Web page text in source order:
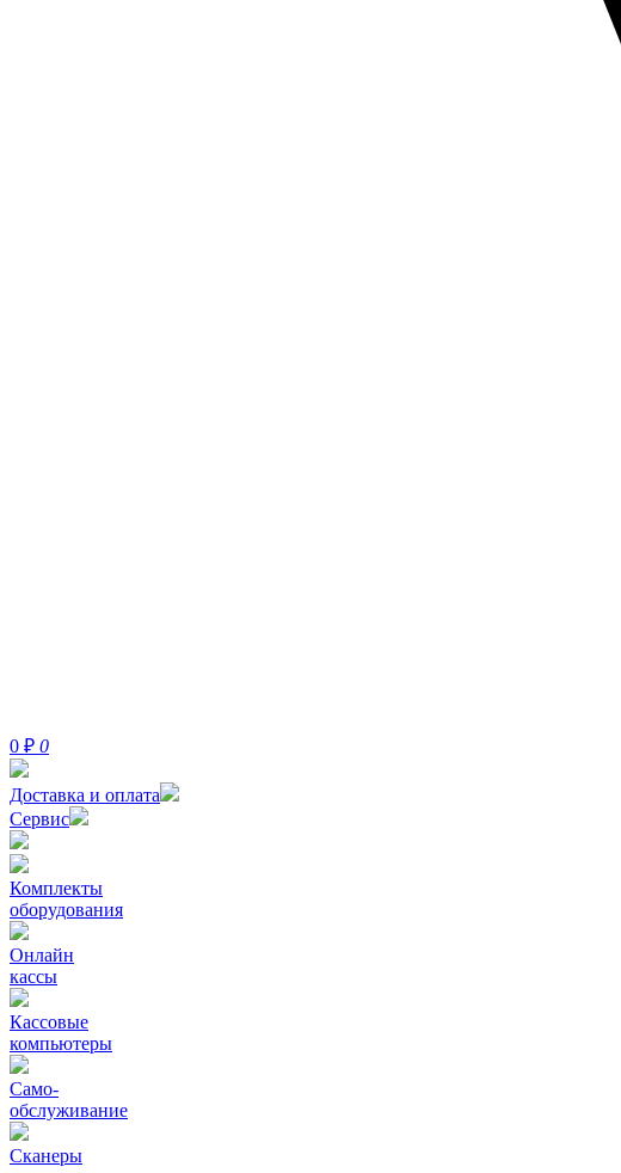
0 ₽ 0
Доставка и оплата
Сервис
Комплекты
оборудования
Онлайн
кассы
Кассовые
компьютеры
Само-
обслуживание
Сканеры